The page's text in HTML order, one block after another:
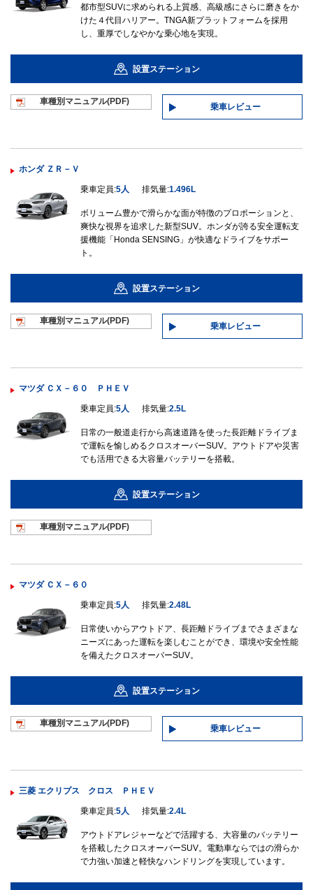
都市型SUVに求められる上質感、高級感にさらに磨きをか
けた４代目ハリアー。TNGA新プラットフォームを採用
し、重厚でしなやかな乗心地を実現。
設置ステーション
車種別マニュアル(PDF)
乗車レビュー
ホンダ ＺＲ－Ｖ
乗車定員:5人 排気量:1.496L
ボリューム豊かで滑らかな面が特徴のプロポーションと、
爽快な視界を追求した新型SUV。ホンダが誇る安全運転支
援機能「Honda SENSING」が快適なドライブをサポー
ト。
設置ステーション
車種別マニュアル(PDF)
乗車レビュー
マツダ ＣＸ－６０ ＰＨＥＶ
乗車定員:5人 排気量:2.5L
日常の一般道走行から高速道路を使った長距離ドライブま
で運転を愉しめるクロスオーバーSUV。アウトドアや災害
でも活用できる大容量バッテリーを搭載。
設置ステーション
車種別マニュアル(PDF)
マツダ ＣＸ－６０
乗車定員:5人 排気量:2.48L
日常使いからアウトドア、長距離ドライブまでさまざまな
ニーズにあった運転を楽しむことができ、環境や安全性能
を備えたクロスオーバーSUV。
設置ステーション
車種別マニュアル(PDF)
乗車レビュー
三菱 エクリプス クロス ＰＨＥＶ
乗車定員:5人 排気量:2.4L
アウトドアレジャーなどで活躍する、大容量のバッテリー
を搭載したクロスオーバーSUV。電動車ならではの滑らか
で力強い加速と軽快なハンドリングを実現しています。